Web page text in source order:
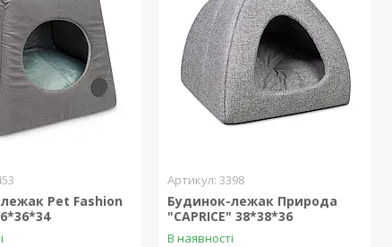
Pet Fashion
3398
Будинок-лежак Природа
"CAPRICE" 38*38*36
В наявності